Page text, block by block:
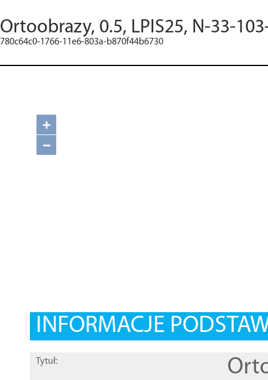
Ortoobrazy, 0.5, LPIS25, N-33-
780c64c0-1766-11e6-803a-b870f44b6730
+
−
INFORMACJE
Tytuł: